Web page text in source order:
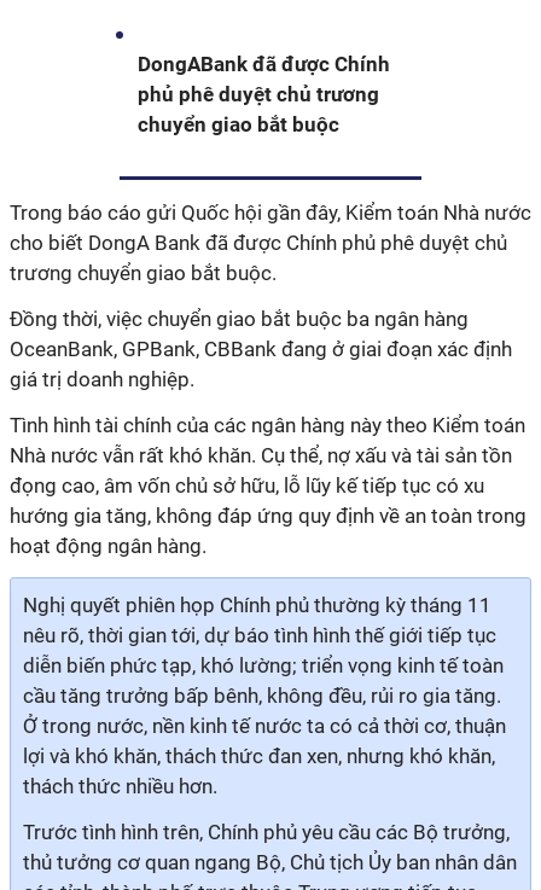
DongABank đã được Chính
phủ phê duyệt chủ trương
chuyển giao bắt buộc
Trong báo cáo gửi Quốc hội gần đây, Kiểm toán Nhà nước
cho biết DongA Bank đã được Chính phủ phê duyệt chủ
trương chuyển giao bắt buộc.
Đồng thời, việc chuyển giao bắt buộc ba ngân hàng
OceanBank, GPBank, CBBank đang ở giai đoạn xác định
giá trị doanh nghiệp.
Tình hình tài chính của các ngân hàng này theo Kiểm toán
Nhà nước vẫn rất khó khăn. Cụ thể, nợ xấu và tài sản tồn
đọng cao, âm vốn chủ sở hữu, lỗ lũy kế tiếp tục có xu
hướng gia tăng, không đáp ứng quy định về an toàn trong
hoạt động ngân hàng.
Nghị quyết phiên họp Chính phủ thường kỳ tháng 11
nêu rõ, thời gian tới, dự báo tình hình thế giới tiếp tục
diễn biến phức tạp, khó lường; triển vọng kinh tế toàn
cầu tăng trưởng bấp bênh, không đều, rủi ro gia tăng.
Ở trong nước, nền kinh tế nước ta có cả thời cơ, thuận
lợi và khó khăn, thách thức đan xen, nhưng khó khăn,
thách thức nhiều hơn.
Trước tình hình trên, Chính phủ yêu cầu các Bộ trưởng,
thủ tưởng cơ quan ngang Bộ, Chủ tịch Ủy ban nhân dân